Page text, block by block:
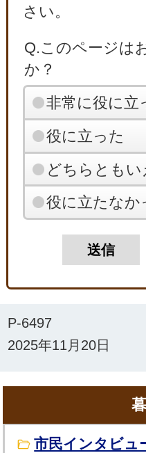
さい。
Q.このページは
か？
非常に役に立
役に立った
どちらともい
役に立たなか
P-6497
2025年11月20日
市民インタビュ